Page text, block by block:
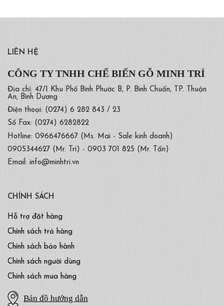
LIÊN HỆ
CÔNG TY TNHH CHẾ BIẾN GỖ MINH TRÍ
Địa chỉ: 47/1 Khu Phố Bình Phước B, P. Bình Chuẩn, TP. Thuận
An, Bình Dương
Điện thoại: (0274) 6 282 843 / 23
Số Fax: (0274) 6282822
Hotline: 0966476667 (Ms. Mai - Sale kinh doanh)
0905344627 (Mr. Trí) - 0903 701 825 (Mr. Tấn)
Email: info@minhtri.vn
CHÍNH SÁCH
Hỗ trợ đặt hàng
Chính sách trả hàng
Chính sách bảo hành
Chính sách người dùng
Chính sách mua hàng
Bản đồ hướng dẫn